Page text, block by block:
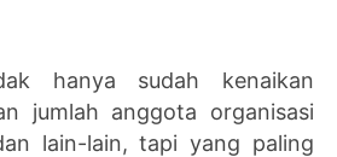
hanya sudah kenaikan
jumlah anggota organisasi
lain-lain, tapi yang paling